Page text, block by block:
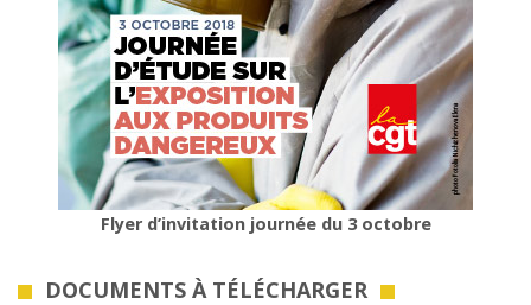
Flyer d’invitation journée du 3 octobre
DOCUMENTS À TÉLÉCHARGER